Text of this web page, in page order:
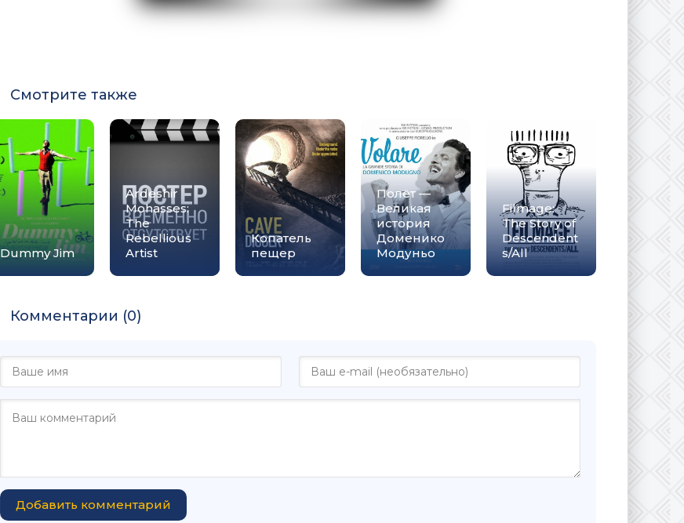
Смотрите также
Dummy Jim
Ardeshir
Mohasses:
The
Rebellious
Artist
Копатель
пещер
Полёт —
Великая
история
Доменико
Модуньо
Filmage:
The Story of
Descendent
s/All
Комментарии (0)
Добавить комментарий